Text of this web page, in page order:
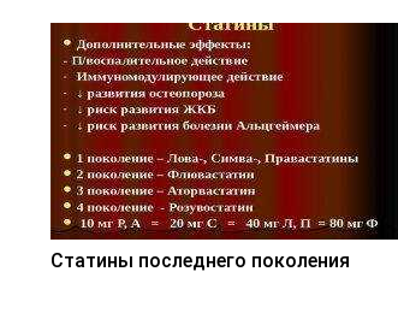
Статины последнего поколения